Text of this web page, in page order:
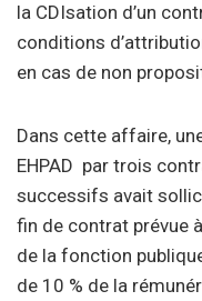
la CDIsation d’un
conditions
en cas de non
Dans cette affaire,
EHPAD par trois
successifs avait
fin de contrat prévue
de la fonction
de 10 % de la